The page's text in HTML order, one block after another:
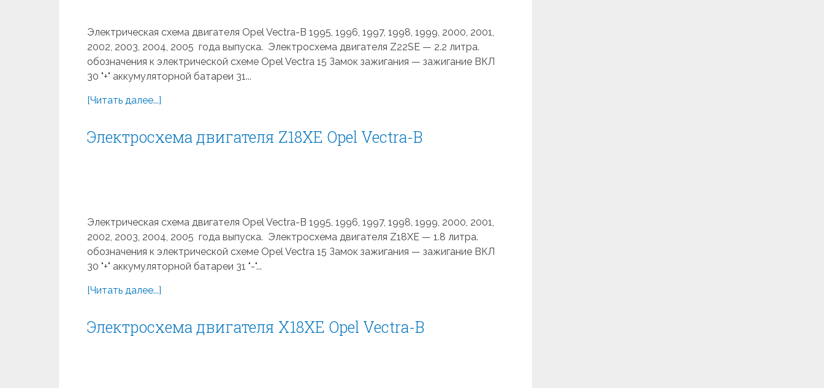
Электрическая схема двигателя Opel Vectra-B 1995, 1996, 1997, 1998, 1999, 2000, 2001,
2002, 2003, 2004, 2005 года выпуска. Электросхема двигателя Z22SE — 2.2 литра.
обозначения к электрической схеме Opel Vectra 15 Замок зажигания — зажигание ВКЛ
30 "+" аккумуляторной батареи 31...
[Читать далее...]
Электросхема двигателя Z18XE Opel Vectra-B
Электрическая схема двигателя Opel Vectra-B 1995, 1996, 1997, 1998, 1999, 2000, 2001,
2002, 2003, 2004, 2005 года выпуска. Электросхема двигателя Z18XE — 1.8 литра.
обозначения к электрической схеме Opel Vectra 15 Замок зажигания — зажигание ВКЛ
30 "+" аккумуляторной батареи 31 "-"...
[Читать далее...]
Электросхема двигателя X18XE Opel Vectra-B